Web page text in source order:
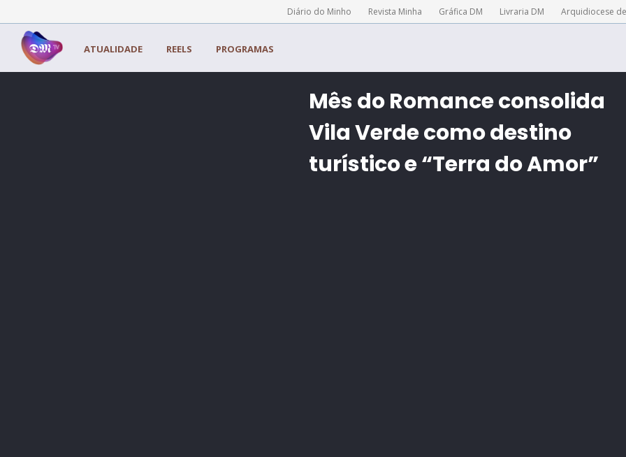
Diário do Minho Revista Minha Gráfica DM Livraria DM Arquidiocese
ATUALIDADE REELS PROGRAMAS
Mês do Romance consolida
Vila Verde como destino
turístico e “Terra do Amor”